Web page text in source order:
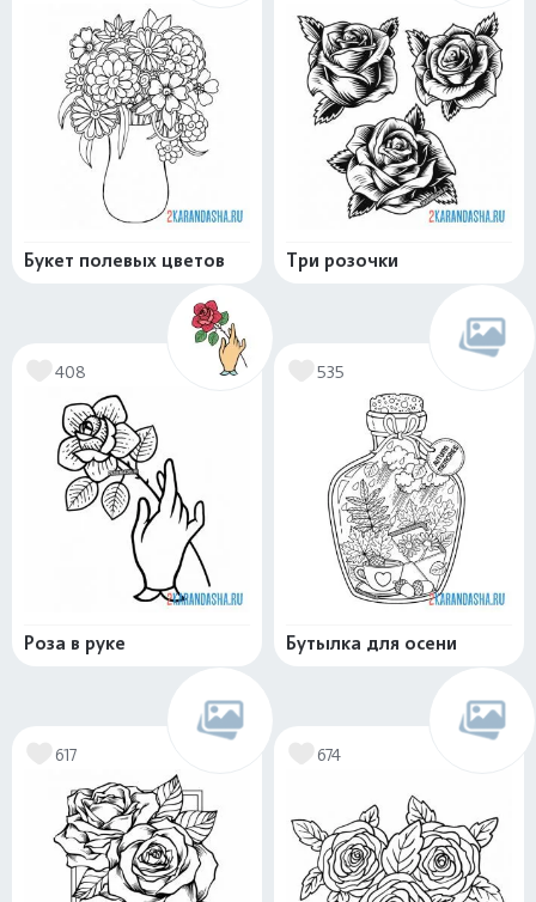
Букет полевых цветов Три розочки
408
Роза в руке
535
Бутылка для осени
617 674